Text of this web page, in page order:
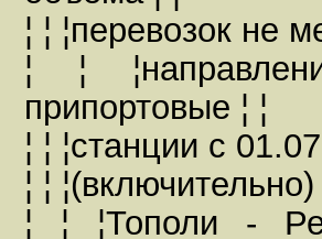
¦ ¦ ¦перевозок не
¦ ¦
припортовые ¦ ¦
¦ ¦ ¦станции с
¦ ¦ ¦(включительно)
¦ ¦ ¦Тополи -